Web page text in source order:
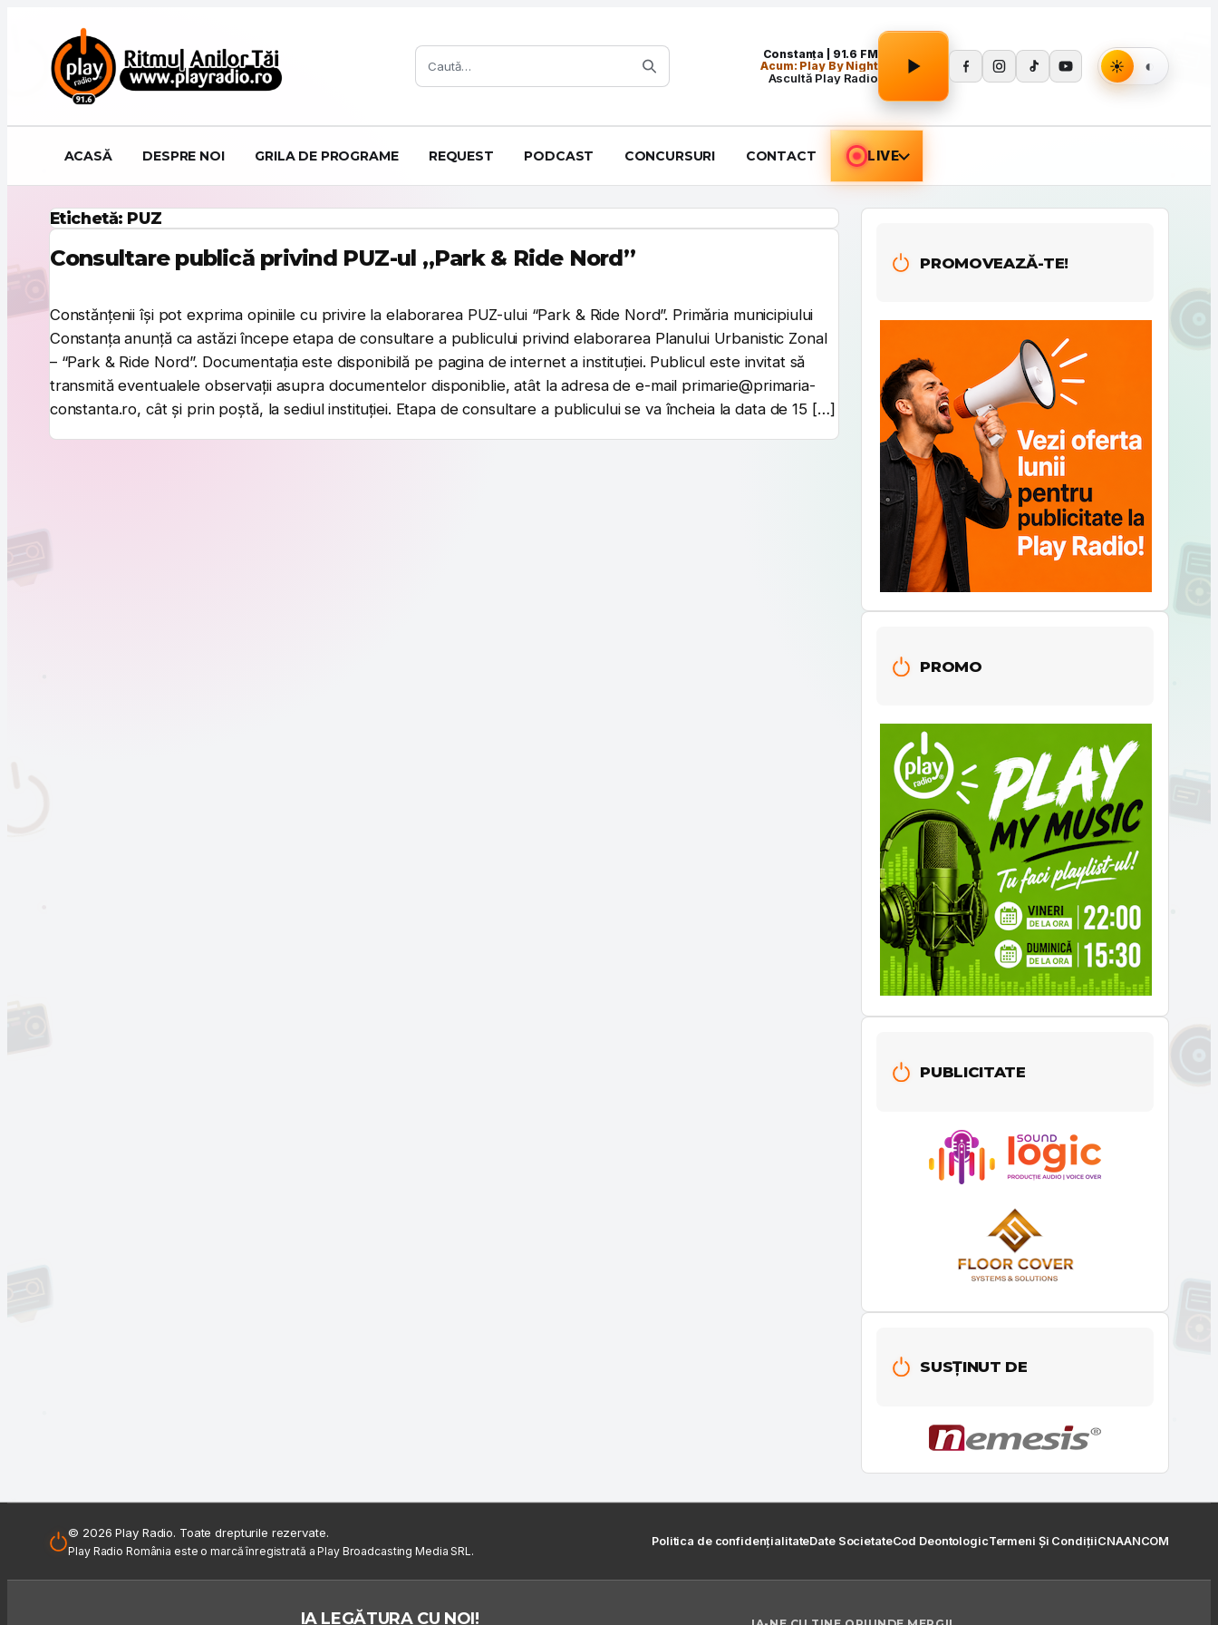
Caută:
Constanța | 91.6 FM
Acum: Play By Night
Ascultă Play Radio
Apasă Play pentru a porni redarea.
ACASĂ DESPRE NOI GRILA DE PROGRAME REQUEST PODCAST CONCURSURI CONTACT LIVE
Etichetă: PUZ
Consultare publică privind PUZ-ul „Park & Ride Nord”
Constănțenii își pot exprima opiniile cu privire la elaborarea PUZ-ului “Park & Ride Nord”. Primăria municipiului
Constanța anunță ca astăzi începe etapa de consultare a publicului privind elaborarea Planului Urbanistic Zonal
– “Park & Ride Nord”. Documentația este disponibilă pe pagina de internet a instituției. Publicul este invitat să
transmită eventualele observații asupra documentelor disponiblie, atât la adresa de e-mail primarie@primaria-
constanta.ro, cât și prin poștă, la sediul instituției. Etapa de consultare a publicului se va încheia la data de 15 […]
PROMOVEAZĂ-TE!
PROMO
PUBLICITATE
SUSȚINUT DE
© 2026 Play Radio. Toate drepturile rezervate.
Play Radio România este o marcă înregistrată a Play Broadcasting Media SRL.
Politica de confidențialitateDate SocietateCod DeontologicTermeni Și CondițiiCNAANCOM
IA LEGĂTURA CU NOI!